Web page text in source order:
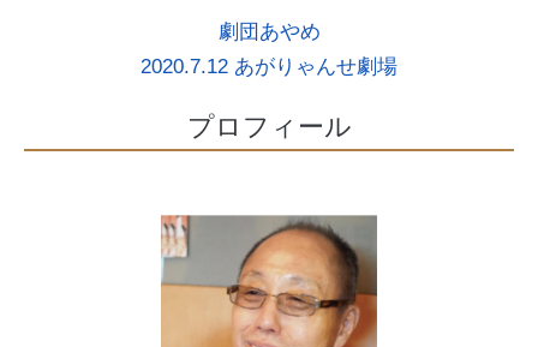
劇団あやめ
2020.7.12 あがりゃんせ劇場
プロフィール